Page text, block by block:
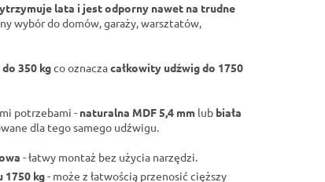
lata i jest odporny nawet na trudne
wybór do domów, garaży, warsztatów,
350 kgco oznaczacałkowity udźwig do 1750
potrzebami - naturalna MDF 5,4 mm lub biała
dla tego samego udźwigu.
- łatwy montaż bez użycia narzędzi.
1750 kg- może z łatwością przenosić cięższy